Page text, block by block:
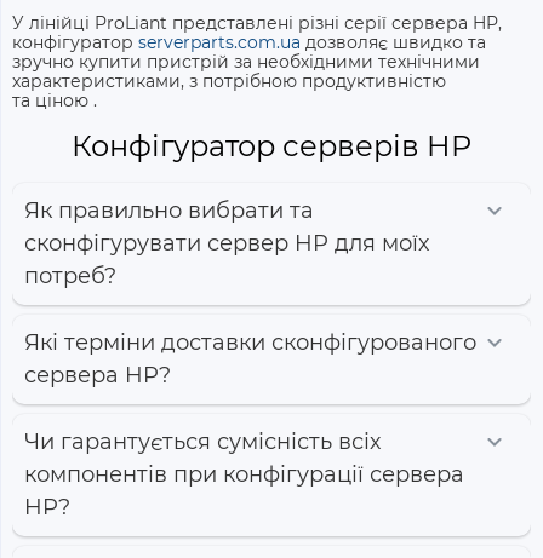
У лінійці ProLiant представлені різні серії сервера HP,
конфігуратор serverparts.com.ua дозволяє швидко та
зручно купити пристрій за необхідними технічними
характеристиками, з потрібною продуктивністю
та ціною .
Конфігуратор серверів HP
Як правильно вибрати та
сконфігурувати сервер HP для моїх
потреб?
Які терміни доставки сконфігурованого
сервера HP?
Чи гарантується сумісність всіх
компонентів при конфігурації сервера
HP?